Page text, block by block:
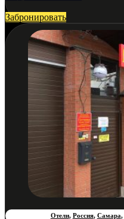
Забронировать
Отели, Россия, Самара,